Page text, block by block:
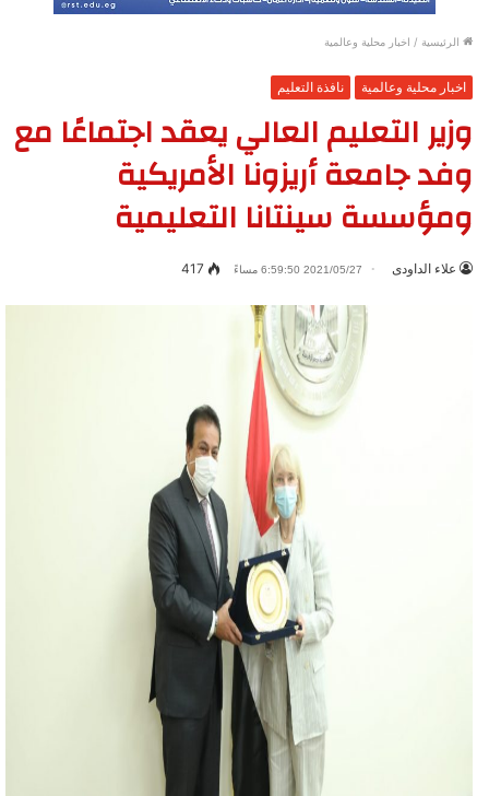
الرئيسية / اخبار محلية وعالمية
اخبار محلية وعالمية نافذة التعليم
وزير التعليم العالي يعقد اجتماعًا مع
وفد جامعة أريزونا الأمريكية
ومؤسسة سينتانا التعليمية
علاء الداودى 2021/05/27 6:59:50 مساءً 417